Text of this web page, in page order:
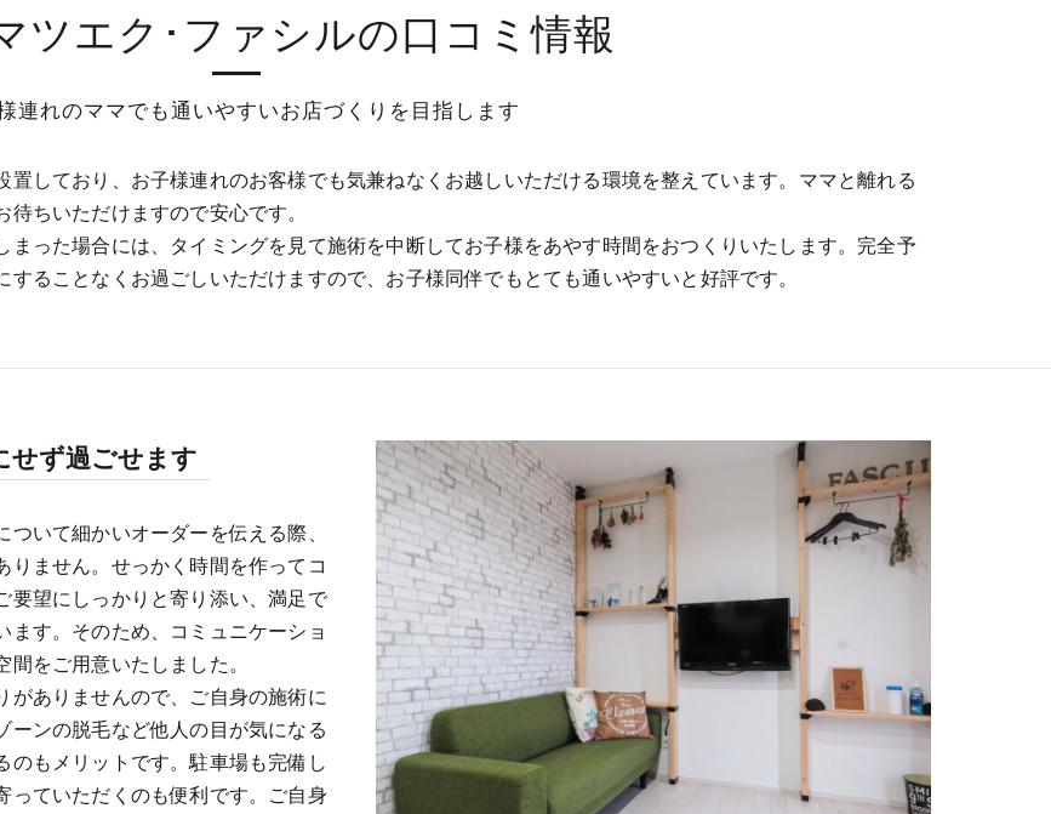
連れのママでも通いやすいお店づくりを目指します
ツエク･ファシルの口コミ情報
しており、お子様連れのお客様でも気兼ねなくお越しいただける環境を整えています。ママと離れる
ちいただけますので安心です。
まった場合には、タイミングを見て施術を中断してお子様をあやす時間をおつくりいたします。完全予
ることなくお過ごしいただけますので、お子様同伴でもとても通いやすいと好評です。
せず過ごせます
いて細かいオーダーを伝える際、
りません。せっかく時間を作ってコ
要望にしっかりと寄り添い、満足で
ます。そのため、コミュニケーショ
をご用意いたしました。
がありませんので、ご自身の施術に
ーンの脱毛など他人の目が気になる
のもメリットです。駐車場も完備し
っていただくのも便利です。ご自身